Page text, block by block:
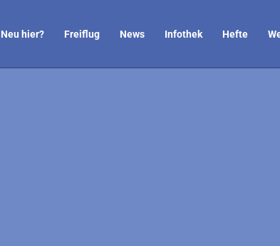
Neu hier? Freiflug News Infothek Hefte